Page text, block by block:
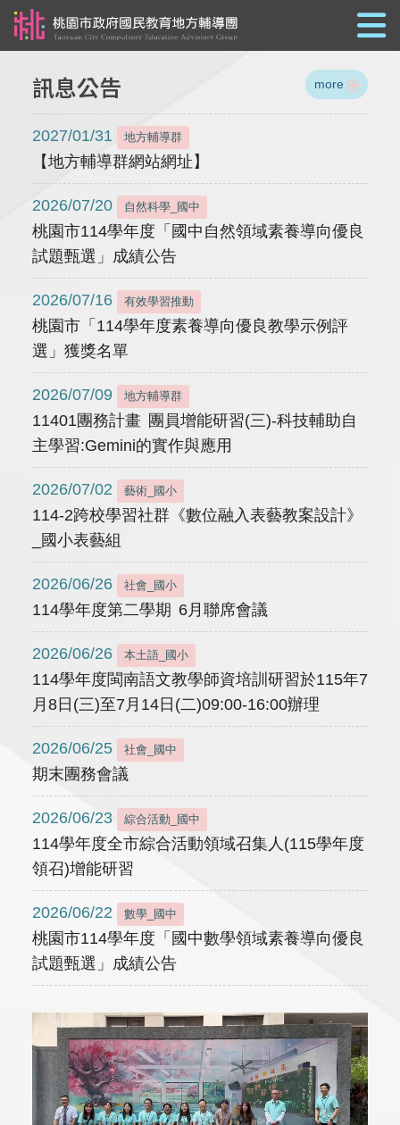
訊息公告 more
2027/01/31 地方輔導群
【地方輔導群網站網址】
2026/07/20 自然科學_國中
桃園市114學年度「國中自然領域素養導向優良
試題甄選」成績公告
2026/07/16 有效學習推動
桃園市「114學年度素養導向優良教學示例評
選」獲獎名單
2026/07/09 地方輔導群
11401團務計畫 團員增能研習(三)-科技輔助自
主學習:Gemini的實作與應用
2026/07/02 藝術_國小
114-2跨校學習社群《數位融入表藝教案設計》
_國小表藝組
2026/06/26 社會_國小
114學年度第二學期 6月聯席會議
2026/06/26 本土語_國小
114學年度閩南語文教學師資培訓研習於115年7
月8日(三)至7月14日(二)09:00-16:00辦理
2026/06/25 社會_國中
期末團務會議
2026/06/23 綜合活動_國中
114學年度全市綜合活動領域召集人(115學年度
領召)增能研習
2026/06/22 數學_國中
桃園市114學年度「國中數學領域素養導向優良
試題甄選」成績公告